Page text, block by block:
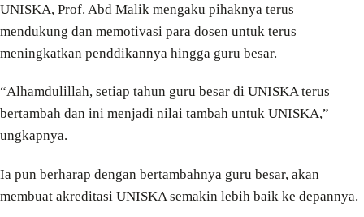
UNISKA, Prof. Abd Malik mengaku pihaknya terus
mendukung dan memotivasi para dosen untuk terus
meningkatkan penddikannya hingga guru besar.
“Alhamdulillah, setiap tahun guru besar di UNISKA terus
bertambah dan ini menjadi nilai tambah untuk UNISKA,”
ungkapnya.
Ia pun berharap dengan bertambahnya guru besar, akan
membuat akreditasi UNISKA semakin lebih baik ke depannya.